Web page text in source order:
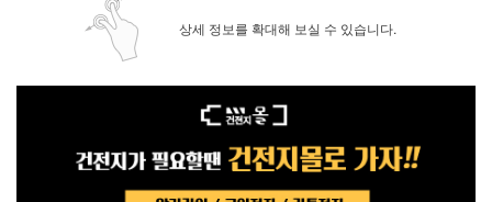
상세 정보를 확대해 보실 수 있습니다.